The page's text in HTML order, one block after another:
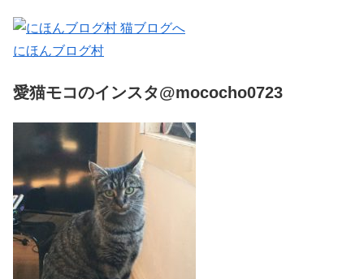
にほんブログ村
愛猫モコのインスタ@mococho0723